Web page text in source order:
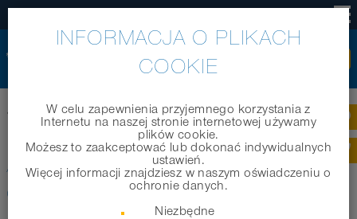
Home | Produkty | Węże techniczne |
AIRDUC PUR 355 VAC-TRUCK ORANGE
AIRDUC PUR 355 VAC-TRUCK
ORANGE
INFORMACJA O PLIKACH
COOKIE
W celu zapewnienia przyjemnego korzystania z
Internetu na naszej stronie internetowej używamy
plików cookie.
Możesz to zaakceptować lub dokonać indywidualnych
ustawień.
Więcej informacji znajdziesz w naszym oświadczeniu o
ochronie danych.
Niezbędne